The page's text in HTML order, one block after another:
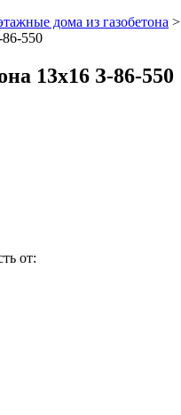
дома из газобетона >
13х16 З-86-550
от: